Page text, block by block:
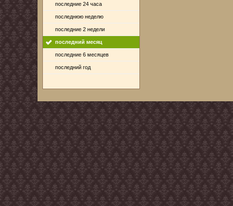
последние 24 часа
последнюю неделю
последние 2 недели
последний месяц
последние 6 месяцев
последний год